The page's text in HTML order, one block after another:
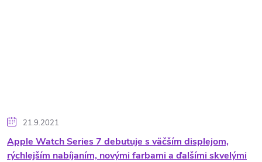
21.9.2021
Apple Watch Series 7 debutuje s väčším displejom,
rýchlejším nabíjaním, novými farbami a ďalšími skvelými